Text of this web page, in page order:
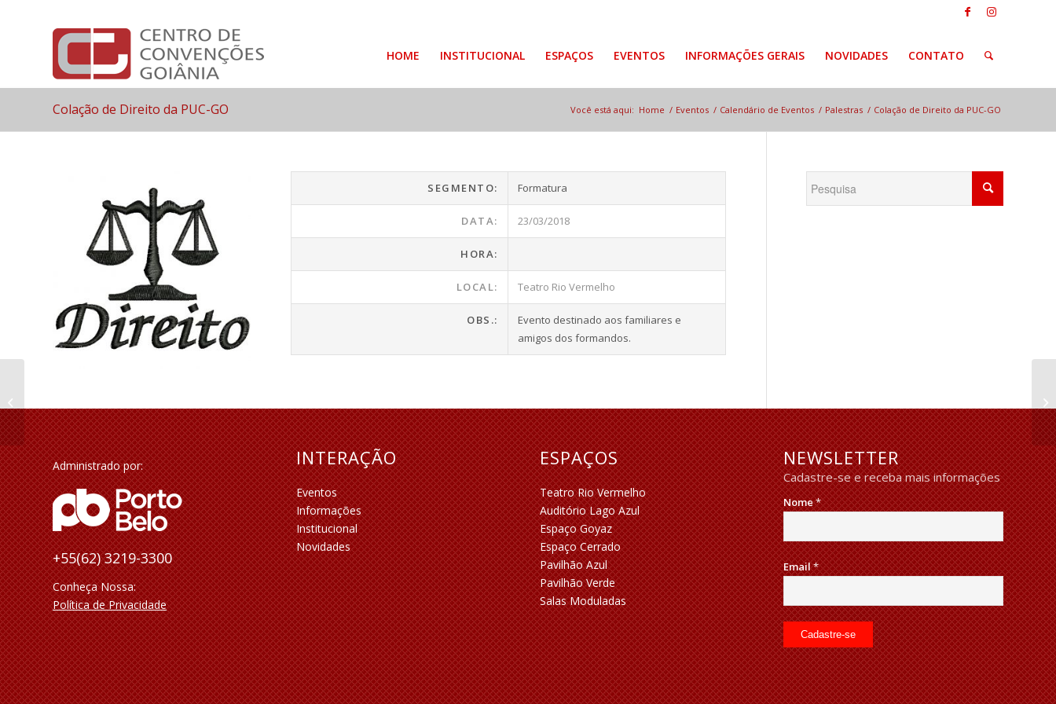
HOME INSTITUCIONAL ESPAÇOS EVENTOS INFORMAÇÕES GERAIS NOVIDADES CONTATO
Colação de Direito da PUC-GO Você está aqui: Home / Eventos / Calendário de Eventos / Palestras / Colação de Direito da PUC-GO
SEGMENTO: Formatura
DATA: 23/03/2018
HORA:
LOCAL: Teatro Rio Vermelho
OBS.:
Evento destinado aos familiares e
amigos dos formandos.
Administrado por:
+55(62) 3219-3300
Conheça Nossa:
Política de Privacidade
INTERAÇÃO
Eventos
Informações
Institucional
Novidades
ESPAÇOS
Teatro Rio Vermelho
Auditório Lago Azul
Espaço Goyaz
Espaço Cerrado
Pavilhão Azul
Pavilhão Verde
Salas Moduladas
NEWSLETTER
Cadastre-se e receba mais informações
Nome*
Email*
Engenharia da UNIP